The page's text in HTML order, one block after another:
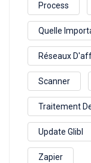
Process
Quelle
Réseaux
Scanner
Traitement
Update Glibl
Zapier